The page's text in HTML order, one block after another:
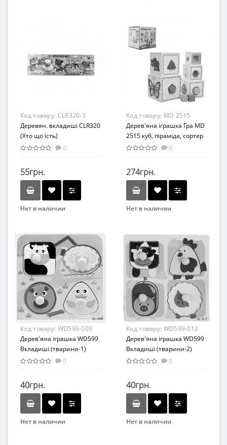
Возраст
От 3-х лет
Дерево
Вид
Развивающая игрушка
От 2-х лет
Возрастная группа
От 1 года
Дерево
Код товару: CLR320-3
Деревян. вкладиші CLR320
(Хто що їсть)
0
55грн.
Нет в наличии
Возраст
от 3 лет
Материал
Дерево
Код товару: MD 2515
Дерев'яна іграшка Гра MD
2515 куб, піраміда, сортер
0
274грн.
Нет в наличии
Вид
Развивающая игрушка
Возраст
От 12 мес
Возрастная группа
От 1 года
Материал
Дерево
Код товару: WD599-009
Дерев'яна іграшка WD599
Вкладиші (тварини-1)
0
40грн.
Нет в наличии
Код товару: WD599-012
Дерев'яна іграшка WD599
Вкладиші (тварини-2)
0
40грн.
Нет в наличии